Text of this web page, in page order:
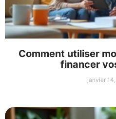
Comment utiliser
financer
janvier